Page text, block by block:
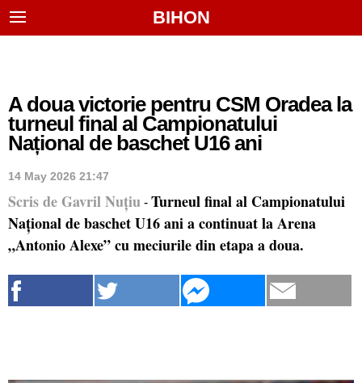
BIHON
A doua victorie pentru CSM Oradea la
turneul final al Campionatului
Național de baschet U16 ani
14 May 2026 21:47
Scris de Gavril Nuțiu - Turneul final al Campionatului
Național de baschet U16 ani a continuat la Arena
„Antonio Alexe” cu meciurile din etapa a doua.